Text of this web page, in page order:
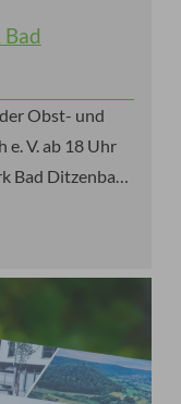
Obst- und
V. ab 18 Uhr
Bad Ditzenbach
der 60er-,
Guest sowie